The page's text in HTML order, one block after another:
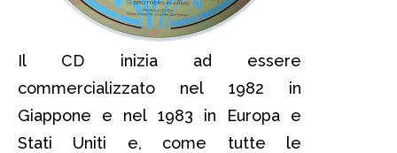
Il CD inizia ad essere
commercializzato nel 1982 in
Giappone e nel 1983 in Europa e
Stati Uniti e, come tutte le